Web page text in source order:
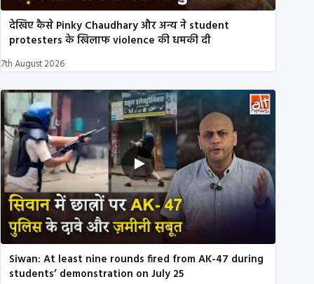
देखिए कैसे Pinky Chaudhary और अन्य ने student
protesters के खिलाफ violence की धमकी दी
7th August 2026
Siwan: At least nine rounds fired from AK-47 during
students’ demonstration on July 25